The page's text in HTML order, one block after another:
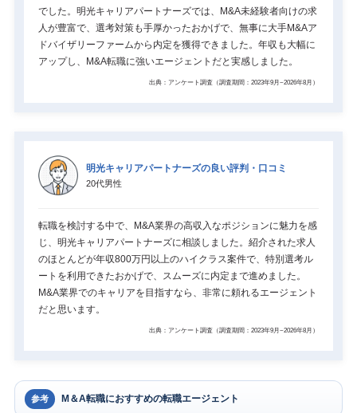
でした。明光キャリアパートナーズでは、M&A未経験者向けの求
人が豊富で、選考対策も手厚かったおかげで、無事に大手M&Aア
ドバイザリーファームから内定を獲得できました。年収も大幅に
アップし、M&A転職に強いエージェントだと実感しました。
出典：アンケート調査（調査期間：2023年9月~2026年8月）
明光キャリアパートナーズの良い評判・口コミ
20代男性
転職を検討する中で、M&A業界の高収入なポジションに魅力を感
じ、明光キャリアパートナーズに相談しました。紹介された求人
のほとんどが年収800万円以上のハイクラス案件で、特別選考ル
ートを利用できたおかげで、スムーズに内定まで進めました。
M&A業界でのキャリアを目指すなら、非常に頼れるエージェント
だと思います。
出典：アンケート調査（調査期間：2023年9月~2026年8月）
参考 M＆A転職におすすめの転職エージェント